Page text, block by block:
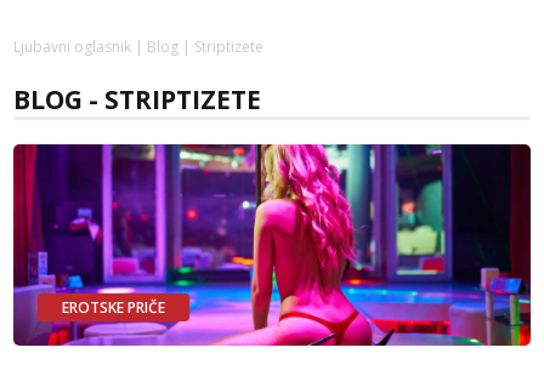
Čekam tvoj poziv!
Tel:064/677-677- Kod: #74
tel:0,93€ - mob:1,12€ min
Anđela
Čekam tvoj poziv!
Tel: 064/677-677- Kod: #142
tel:0,93€ - mob:1,12€ min
Mira
Čekam tvoj poziv!
Tel:064/677-677- Kod: #72
Ljubavni oglasnik | Blog | Striptizete
BLOG - STRIPTIZETE
EROTSKE PRIČE